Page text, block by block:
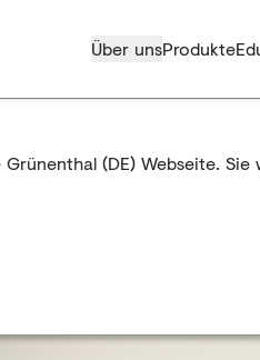
Über unsProdukte
Grünenthal (DE) Webseite.